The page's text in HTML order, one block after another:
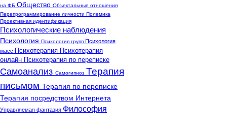
на ФБ Общество Объектальные отношения
Перепрограммирование личности Полемика
Проективная идентификация
Психологические наблюдения
Психология Психология групп Психология
масс Психотерапия
Психотерапия
онлайн
Психотерапия по переписке
Самоанализ Самогипноз Терапия
письмом Терапия по переписке
Терапия посредством Интернета
Управляемая фантазия Философия